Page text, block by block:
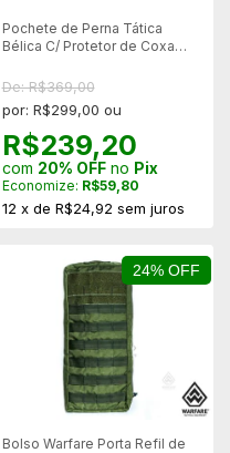
Pochete de Perna Tática
Bélica C/ Protetor de Coxa
De: R$369,00
por: R$299,00 ou
R$239,20
com 20% OFFno Pix
Economize: R$59,80
12 x de R$24,92 sem juros
24% OFF
Bolso Warfare Porta Refil de